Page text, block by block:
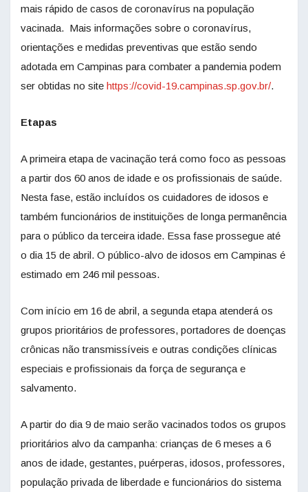
mais rápido de casos de coronavírus na população
vacinada. Mais informações sobre o coronavírus,
orientações e medidas preventivas que estão sendo
adotada em Campinas para combater a pandemia podem
ser obtidas no site https://covid-19.campinas.sp.gov.br/.
Etapas
A primeira etapa de vacinação terá como foco as pessoas
a partir dos 60 anos de idade e os profissionais de saúde.
Nesta fase, estão incluídos os cuidadores de idosos e
também funcionários de instituições de longa permanência
para o público da terceira idade. Essa fase prossegue até
o dia 15 de abril. O público-alvo de idosos em Campinas é
estimado em 246 mil pessoas.
Com início em 16 de abril, a segunda etapa atenderá os
grupos prioritários de professores, portadores de doenças
crônicas não transmissíveis e outras condições clínicas
especiais e profissionais da força de segurança e
salvamento.
A partir do dia 9 de maio serão vacinados todos os grupos
prioritários alvo da campanha: crianças de 6 meses a 6
anos de idade, gestantes, puérperas, idosos, professores,
população privada de liberdade e funcionários do sistema